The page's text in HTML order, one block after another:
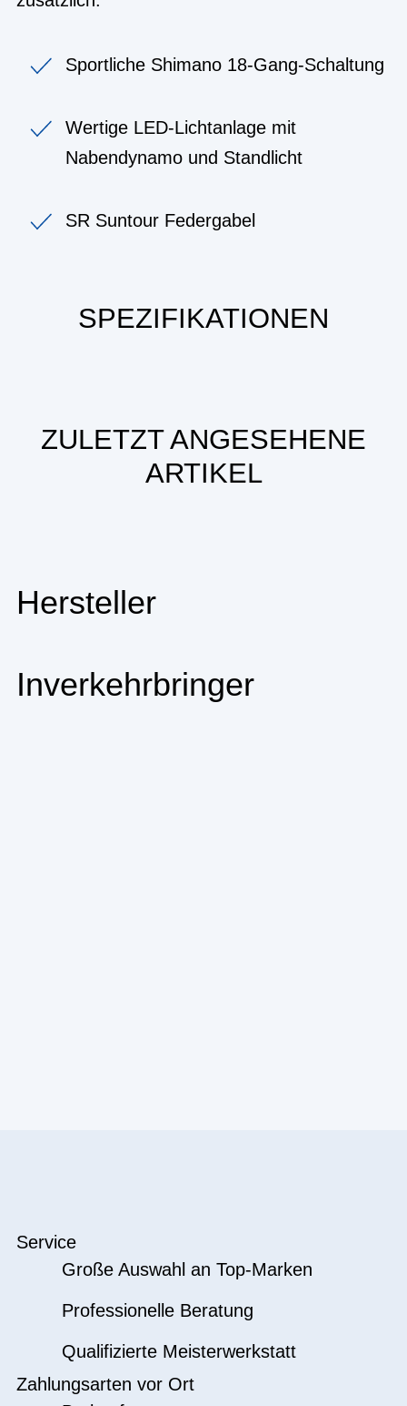
Sportliche Shimano 18-Gang-Schaltung
Wertige LED-Lichtanlage mit
Nabendynamo und Standlicht
SR Suntour Federgabel
SPEZIFIKATIONEN
ZULETZT ANGESEHENE
ARTIKEL
Hersteller
Inverkehrbringer
Service
Große Auswahl an Top-Marken
Professionelle Beratung
Qualifizierte Meisterwerkstatt
Zahlungsarten vor Ort